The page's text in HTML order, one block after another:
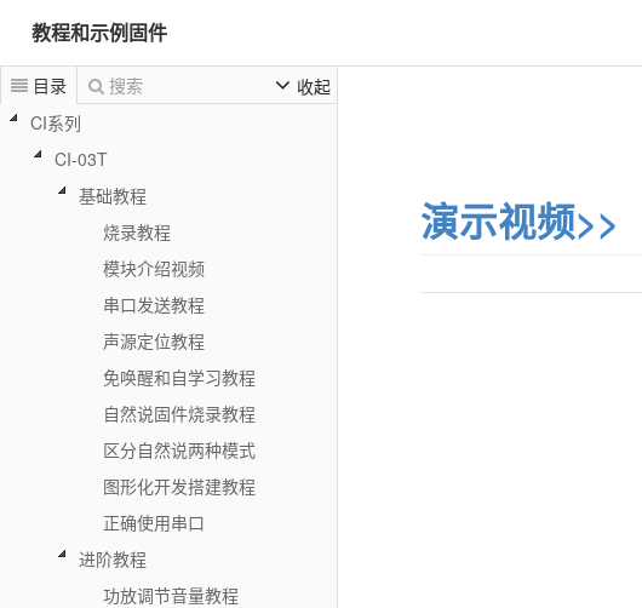
教程和示例固件
目录 搜索
收起
CI系列
CI-03T
基础教程
烧录教程
模块介绍视频
串口发送教程
声源定位教程
免唤醒和自学习教程
自然说固件烧录教程
区分自然说两种模式
图形化开发搭建教程
正确使用串口
进阶教程
功放调节音量教程
演示视频>>